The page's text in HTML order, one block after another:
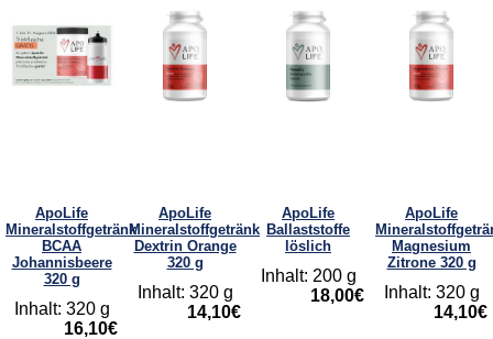
ApoLife
Mineralstoffgetränk
BCAA
Johannisbeere
320 g
Inhalt: 320 g
16,10€
ApoLife
Mineralstoffgetränk
Dextrin Orange
320 g
Inhalt: 320 g
14,10€
ApoLife
Ballaststoffe
löslich
Inhalt: 200 g
18,00€
ApoLife
Magnesium
Zitrone 320 g
Inhalt: 320 g
14,10€